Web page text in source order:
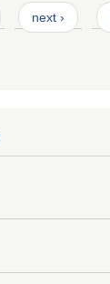
next ›